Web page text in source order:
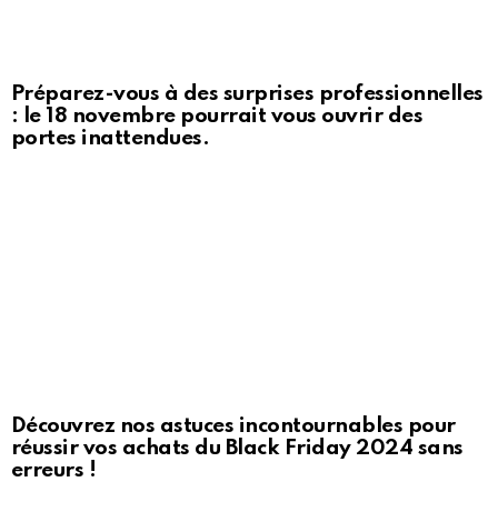
Préparez-vous à des surprises professionnelles
: le 18 novembre pourrait vous ouvrir des
portes inattendues.
Découvrez nos astuces incontournables pour
réussir vos achats du Black Friday 2024 sans
erreurs !